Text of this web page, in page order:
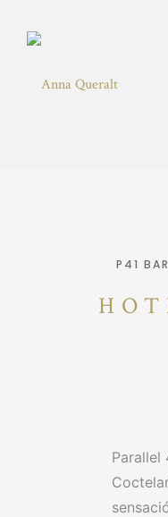
P41
Parallel